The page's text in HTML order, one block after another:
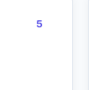
5